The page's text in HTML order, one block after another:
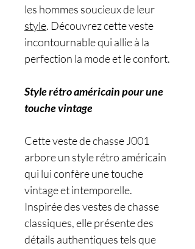
les hommes soucieux de leur
style. Découvrez cette veste
incontournable qui allie à la
perfection la mode et le confort.
Style rétro américain pour une
touche vintage
Cette veste de chasse J001
arbore un style rétro américain
qui lui confère une touche
vintage et intemporelle.
Inspirée des vestes de chasse
classiques, elle présente des
détails authentiques tels que